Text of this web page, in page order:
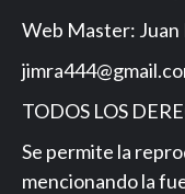
Web Master:
TODOS LOS
Se permite la
mencionando la